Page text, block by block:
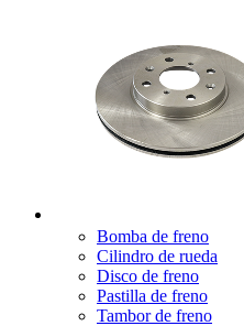
Bomba de freno
Cilindro de rueda
Disco de freno
Pastilla de freno
Tambor de freno